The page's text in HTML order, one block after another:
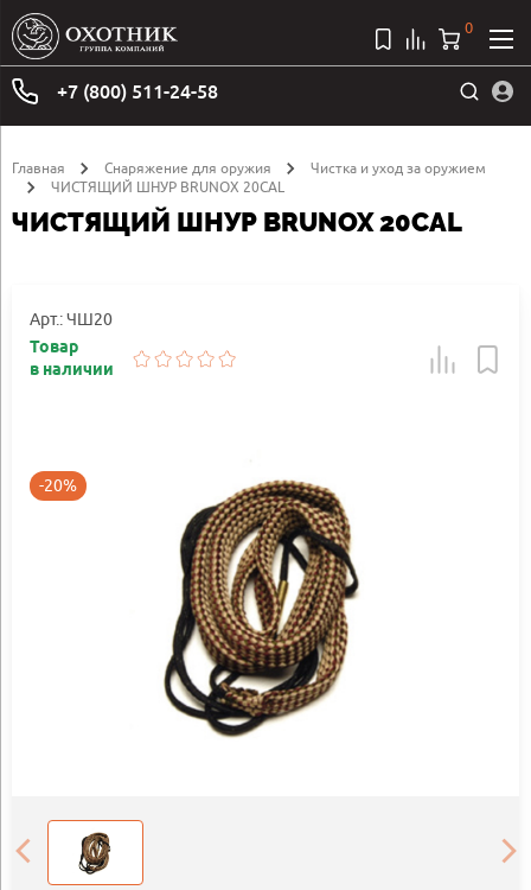
+7 (800) 511-24-58
0
Главная Снаряжение для оружия
Чистка и уход за оружием
ЧИСТЯЩИЙ ШНУР BRUNOX 20CAL
ЧИСТЯЩИЙ ШНУР BRUNOX 20CAL
Арт.: ЧШ20
Товар
в наличии
-20%